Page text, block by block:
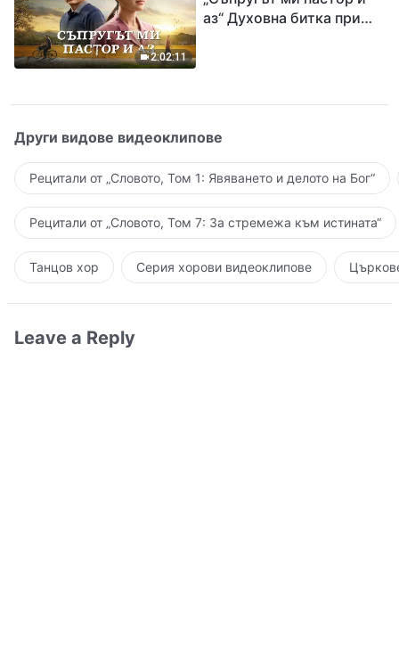
2:02:11
аз“ Духовна битка при
Други видове видеоклипове
Рецитали от „Словото, Том 1: Явяването и делото на Бог“
Рецитали от „Словото, Том 7: За стремежа към истината“
Танцов хор Серия хорови видеоклипове
Leave a Reply